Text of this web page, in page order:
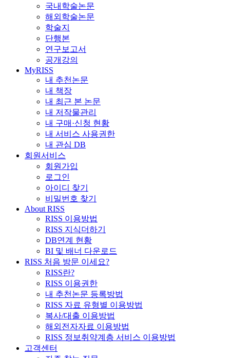
국내학술논문
해외학술논문
학술지
단행본
연구보고서
공개강의
MyRISS
내 추천논문
내 책장
내 최근 본 논문
내 저작물관리
내 구매·신청 현황
내 서비스 사용권한
내 관심 DB
회원서비스
회원가입
로그인
아이디 찾기
비밀번호 찾기
About RISS
RISS 이용방법
RISS 지식더하기
DB연계 현황
BI 및 배너 다운로드
RISS 처음 방문 이세요?
RISS란?
RISS 이용권한
내 추천논문 등록방법
RISS 자료 유형별 이용방법
복사/대출 이용방법
해외전자자료 이용방법
RISS 정보취약계층 서비스 이용방법
고객센터